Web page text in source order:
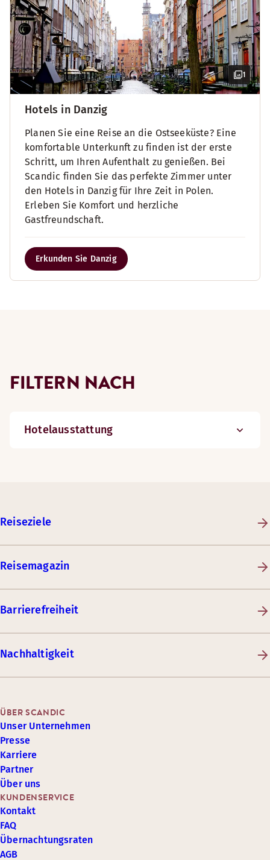
1
Hotels in Danzig
Planen Sie eine Reise an die Ostseeküste? Eine
komfortable Unterkunft zu finden ist der erste
Schritt, um Ihren Aufenthalt zu genießen. Bei
Scandic finden Sie das perfekte Zimmer unter
den Hotels in Danzig für Ihre Zeit in Polen.
Erleben Sie Komfort und herzliche
Gastfreundschaft.
Erkunden Sie Danzig
FILTERN NACH
Hotelausstattung
Reiseziele
Reisemagazin
Barrierefreiheit
Nachhaltigkeit
KUNDENSERVICE
Kontakt
FAQ
Übernachtungsraten
AGB
ÜBER SCANDIC
Unser Unternehmen
Presse
Karriere
Partner
Über uns